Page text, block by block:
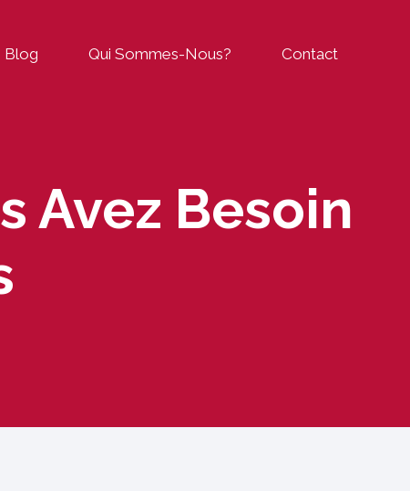
Blog Qui Sommes-Nous? Contact
Avez Besoin